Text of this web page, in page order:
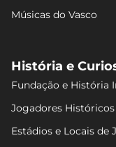
Músicas do Vasco
História e
Fundação e História
Jogadores Históricos
Estádios e Locais de